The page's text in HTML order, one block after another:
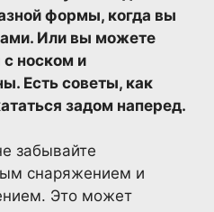
формы, когда вы
Или вы можете
носком и
Есть советы, как
задом наперед.
забывайте
снаряжением и
Это может